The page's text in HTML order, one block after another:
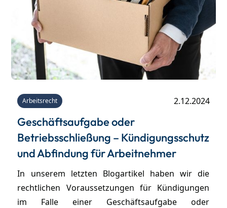
Arbeitsrecht 2.12.2024
Geschäftsaufgabe oder
Betriebsschließung – Kündigungsschutz
und Abfindung für Arbeitnehmer
In unserem letzten Blogartikel haben wir die
rechtlichen Voraussetzungen für Kündigungen
im Falle einer Geschäftsaufgabe oder